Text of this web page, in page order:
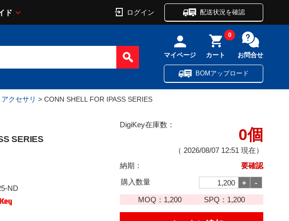
ド ログイン 配送状況を確認
マイページ カート
0
お問合せ
BOMアップロード
クセサリ > CONN SHELL FOR IPASS SERIES
SERIES
ND
DigiKey在庫数：
0個
（ 2026/08/07 12:51 現在）
納期：
要確認
購入数量
MOQ： 1,200 SPQ： 1,200